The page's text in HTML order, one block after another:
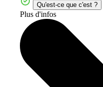
Qu'est-ce que c'est ?
Plus d'infos